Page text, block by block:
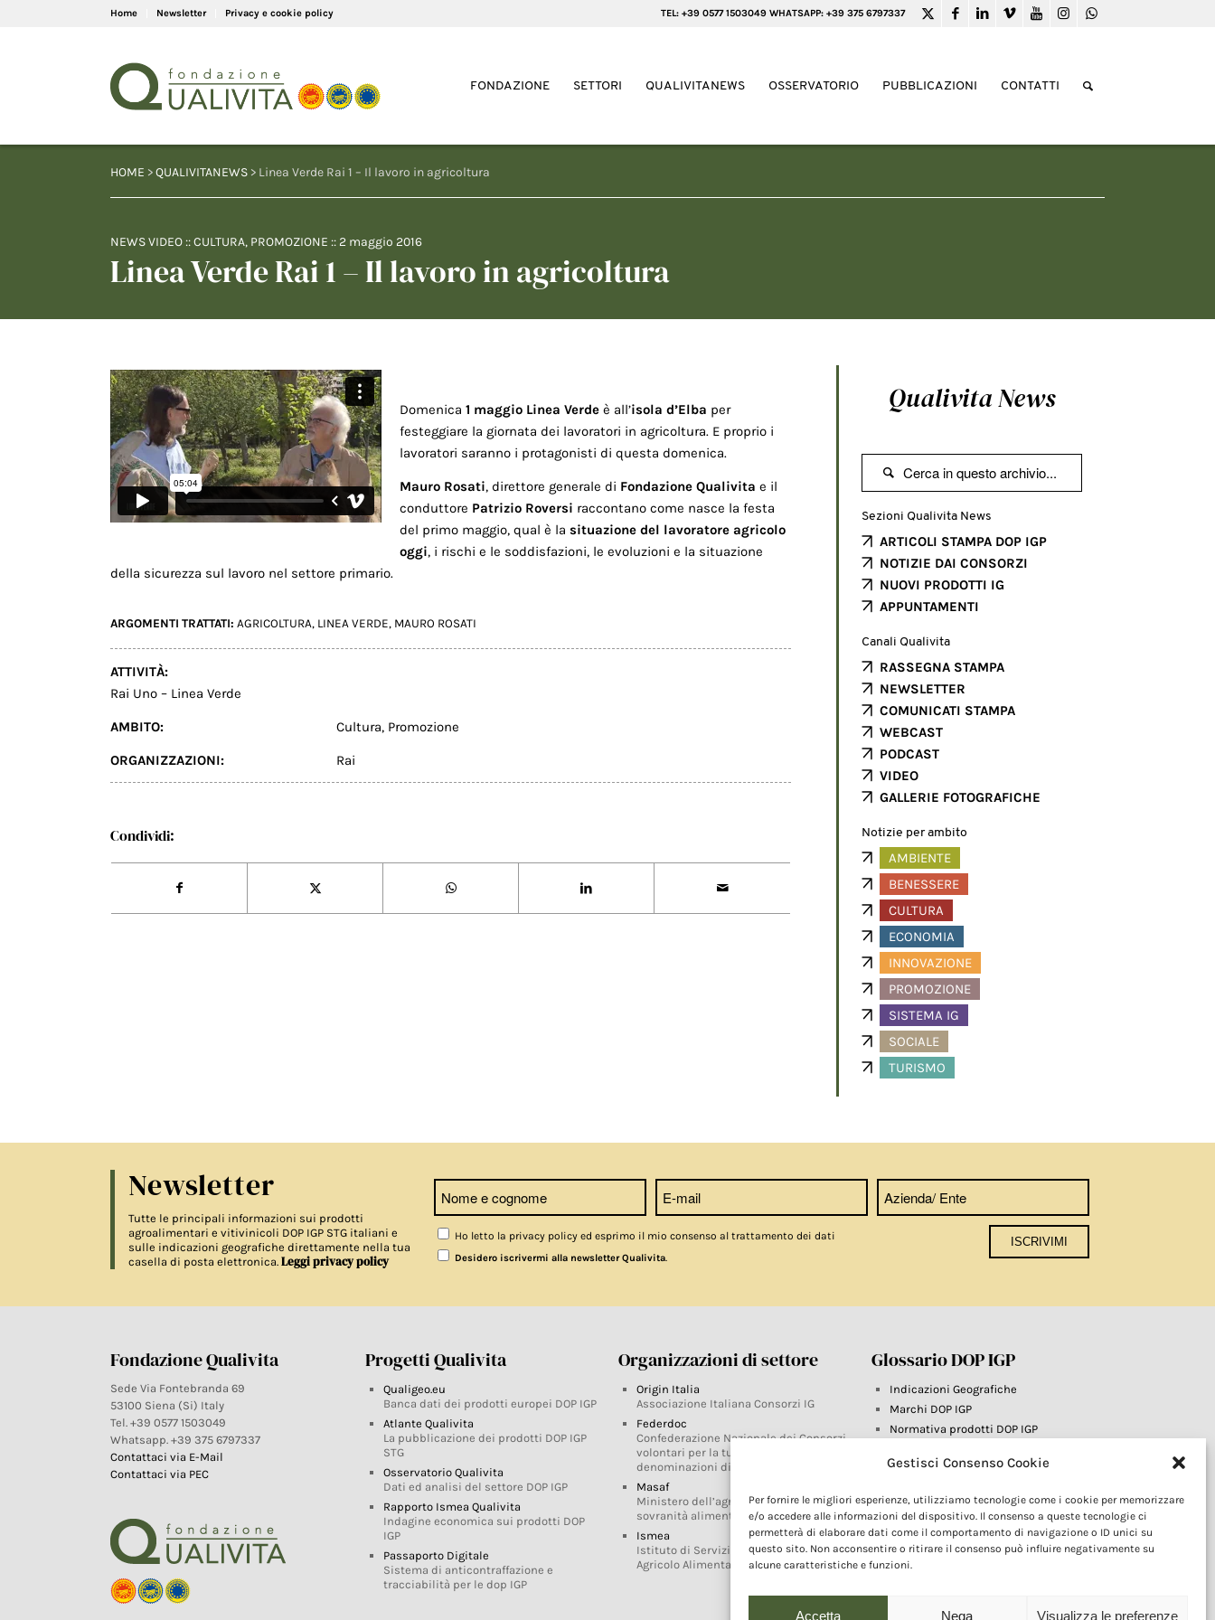
Gestisci Consenso Cookie
Per fornire le migliori esperienze, utilizziamo tecnologie come i cookie per memorizzare
e/o accedere alle informazioni del dispositivo. Il consenso a queste tecnologie ci
permetterà di elaborare dati come il comportamento di navigazione o ID unici su
questo sito. Non acconsentire o ritirare il consenso può influire negativamente su
alcune caratteristiche e funzioni.
Accetta Nega Visualizza le preferenze
Home Newsletter Privacy e cookie policy TEL: +39 0577 1503049 WHATSAPP: +39 375 6797337
FONDAZIONE SETTORI QUALIVITANEWS OSSERVATORIO PUBBLICAZIONI CONTATTI
HOME >QUALIVITANEWS > Linea Verde Rai 1 – Il lavoro in agricoltura
NEWS VIDEO ::CULTURA, PROMOZIONE :: 2 maggio 2016
Linea Verde Rai 1 – Il lavoro in agricoltura
Domenica 1 maggio Linea Verde è all’isola d’Elba per
festeggiare la giornata dei lavoratori in agricoltura. E proprio i
lavoratori saranno i protagonisti di questa domenica.
Mauro Rosati, direttore generale di Fondazione Qualivita e il
conduttore Patrizio Roversi raccontano come nasce la festa
del primo maggio, qual è la situazione del lavoratore agricolo
oggi, i rischi e le soddisfazioni, le evoluzioni e la situazione
della sicurezza sul lavoro nel settore primario.
ARGOMENTI TRATTATI: AGRICOLTURA, LINEA VERDE, MAURO ROSATI
ATTIVITÀ:
Rai Uno – Linea Verde
AMBITO: Cultura, Promozione
ORGANIZZAZIONI: Rai
Condividi:
Qualivita News

Sezioni Qualivita News
ARTICOLI STAMPA DOP IGP
NOTIZIE DAI CONSORZI
NUOVI PRODOTTI IG
APPUNTAMENTI
Canali Qualivita
RASSEGNA STAMPA
NEWSLETTER
COMUNICATI STAMPA
WEBCAST
PODCAST
VIDEO
GALLERIE FOTOGRAFICHE
Notizie per ambito
AMBIENTE
BENESSERE
CULTURA
ECONOMIA
INNOVAZIONE
PROMOZIONE
SISTEMA IG
SOCIALE
TURISMO
Newsletter
Tutte le principali informazioni sui prodotti
agroalimentari e vitivinicoli DOP IGP STG italiani e
sulle indicazioni geografiche direttamente nella tua
casella di posta elettronica. Leggi privacy policy
Ho letto la privacy policy ed esprimo il mio consenso al trattamento dei dati
Desidero iscrivermi alla newsletter Qualivita
Fondazione Qualivita
Sede Via Fontebranda 69
53100 Siena (Si) Italy
Tel. +39 0577 1503049
Whatsapp. +39 375 6797337
Contattaci via E-Mail
Contattaci via PEC
Progetti Qualivita
Qualigeo.eu
Banca dati dei prodotti europei DOP IGP
Atlante Qualivita
La pubblicazione dei prodotti DOP IGP
STG
Osservatorio Qualivita
Dati ed analisi del settore DOP IGP
Rapporto Ismea Qualivita
Indagine economica sui prodotti DOP
IGP
Passaporto Digitale
Sistema di anticontraffazione e
tracciabilità per le dop IGP
Organizzazioni di settore
Origin Italia
Associazione Italiana Consorzi IG
Federdoc
Confederazione Nazionale dei Consorzi
volontari per la tutela delle
denominazioni di origine
Masaf
Ministero dell’agricoltura, della
sovranità alimentare e delle foreste
Ismea
Istituto di Servizi per il Mercato
Agricolo Alimentare
Glossario DOP IGP
Indicazioni Geografiche
Marchi DOP IGP
Normativa prodotti DOP IGP
Farm To Fork e prodotti DOP IGP
Riforma Sistema IG
Turismo DOP